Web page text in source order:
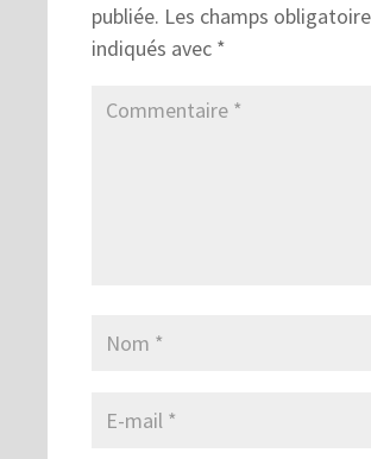
publiée. Les champs
indiqués avec *